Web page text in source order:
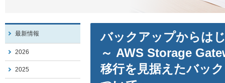
バックアップからは
～ AWS Storage
移行を見据えたバッ
最新情報
2026
2025